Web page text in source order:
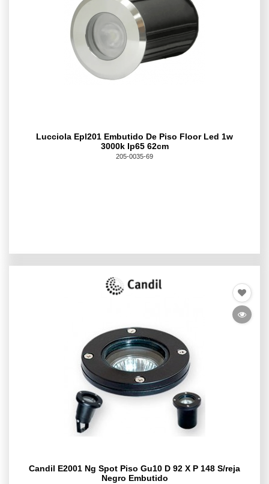
Lucciola Epl201 Embutido De Piso Floor Led 1w
3000k Ip65 62cm
205-0035-69
Candil E2001 Ng Spot Piso Gu10 D 92 X P 148 S/reja
Negro Embutido